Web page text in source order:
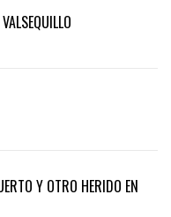
Y OTRO HERIDO EN